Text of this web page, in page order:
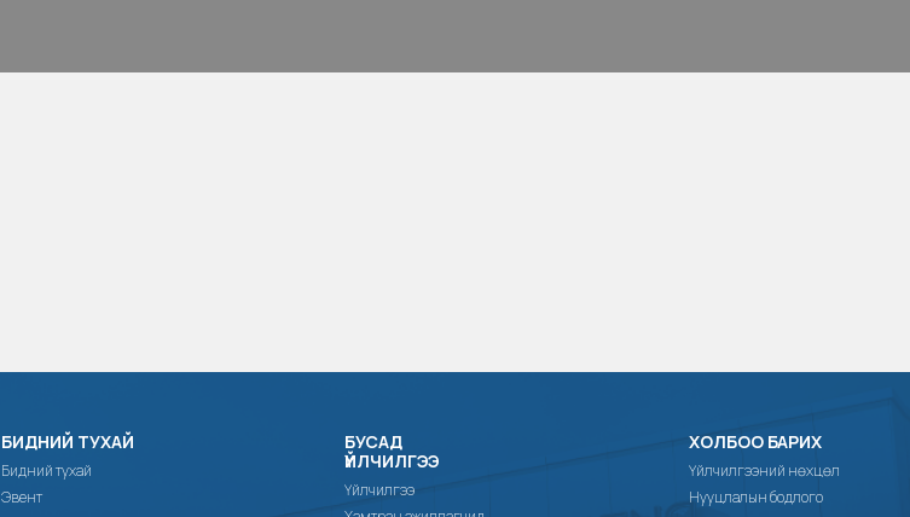
БИДНИЙ ТУХАЙ
Бидний тухай
Эвент
БУСАД
ҮЙЛЧИЛГЭЭ
Үйлчилгээ
ХОЛБОО БАРИХ
Үйлчилгээний нөхцөл
Нууцлалын бодлого